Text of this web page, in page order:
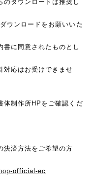
のダウンロードは推奨し
ウンロードをお願いいた
書に同意されたものとし
対応はお受けできませ
体制作所HPをご確認くだ
決済方法をご希望の方
official-ec